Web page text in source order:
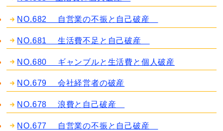
NO.682 自営業の不振と自己破産
NO.681 生活費不足と自己破産
NO.680 ギャンブルと生活費と個人破産
NO.679 会社経営者の破産
NO.678 浪費と自己破産
NO.677 自営業の不振と自己破産